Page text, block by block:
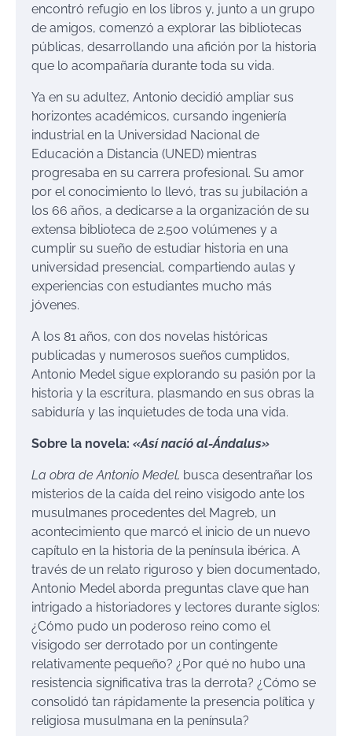
encontró refugio en los libros y, junto a un grupo
de amigos, comenzó a explorar las bibliotecas
públicas, desarrollando una afición por la historia
que lo acompañaría durante toda su vida.
Ya en su adultez, Antonio decidió ampliar sus
horizontes académicos, cursando ingeniería
industrial en la Universidad Nacional de
Educación a Distancia (UNED) mientras
progresaba en su carrera profesional. Su amor
por el conocimiento lo llevó, tras su jubilación a
los 66 años, a dedicarse a la organización de su
extensa biblioteca de 2.500 volúmenes y a
cumplir su sueño de estudiar historia en una
universidad presencial, compartiendo aulas y
experiencias con estudiantes mucho más
jóvenes.
A los 81 años, con dos novelas históricas
publicadas y numerosos sueños cumplidos,
Antonio Medel sigue explorando su pasión por la
historia y la escritura, plasmando en sus obras la
sabiduría y las inquietudes de toda una vida.
Sobre la novela: «Así nació al-Ándalus»
La obra de Antonio Medel, busca desentrañar los
misterios de la caída del reino visigodo ante los
musulmanes procedentes del Magreb, un
acontecimiento que marcó el inicio de un nuevo
capítulo en la historia de la península ibérica. A
través de un relato riguroso y bien documentado,
Antonio Medel aborda preguntas clave que han
intrigado a historiadores y lectores durante siglos:
¿Cómo pudo un poderoso reino como el
visigodo ser derrotado por un contingente
relativamente pequeño? ¿Por qué no hubo una
resistencia significativa tras la derrota? ¿Cómo se
consolidó tan rápidamente la presencia política y
religiosa musulmana en la península?